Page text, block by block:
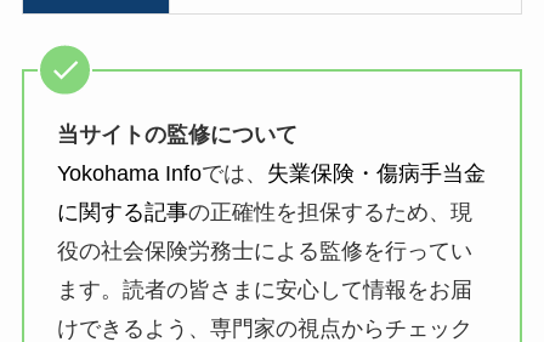
当サイトの監修について
Yokohama Infoでは、 失業保険・傷病手当金
に関する記事の正確性を担保するため、現
役の社会保険労務士による監修を行ってい
ます。読者の皆さまに安心して情報をお届
けできるよう、専門家の視点からチェック